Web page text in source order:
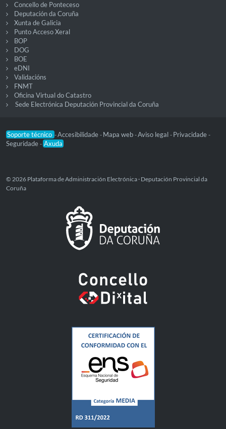
Concello de Ponteceso
Deputación da Coruña
Xunta de Galicia
Punto Acceso Xeral
BOP
DOG
BOE
eDNI
Validacións
FNMT
Oficina Virtual do Catastro
Sede Electrónica Deputación Provincial da Coruña
Soporte técnico -Accesibilidade - Mapa web -Aviso legal - Privacidade -
Seguridade - Axuda
© 2026 Plataforma de Administración Electrónica · Deputación Provincial da
Coruña